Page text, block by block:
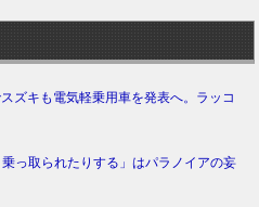
ズキも電気軽乗用車を発表へ。ラッコ
っ取られたりする」はパラノイアの妄